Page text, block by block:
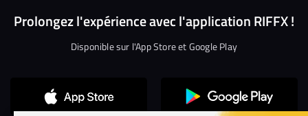
Continuer sans accepter
Prolongez l'expérience avec l'application RIFFX !
Disponible sur l'App Store et Google Play